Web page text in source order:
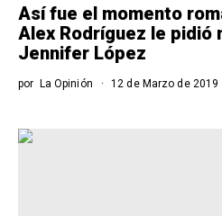
Así fue el momento
Alex Rodríguez le pidió
Jennifer López
por La Opinión 12 de Marzo de 2019